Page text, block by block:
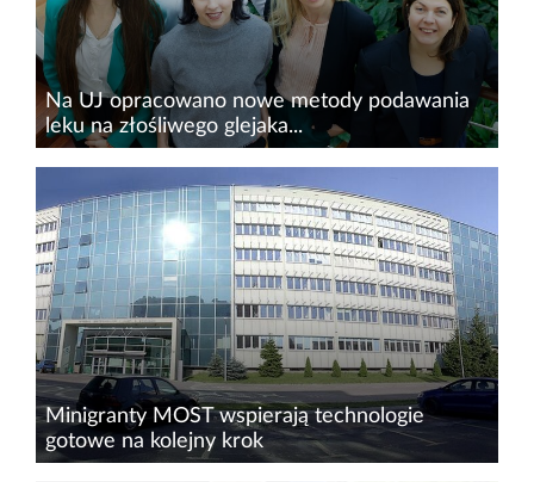
Na UJ opracowano nowe metody podawania
leku na złośliwego glejaka...
Badacze z Uniwersytetu Jagiellońskiego
opracowali nową metodę podawania leku
stosowanego w terapiach nowotworu mózgu.
Potencjalnie pozwala ona zwiększyć
efektywność leczenia i poprawić komfort życia...
Minigranty MOST wspierają technologie
gotowe na kolejny krok